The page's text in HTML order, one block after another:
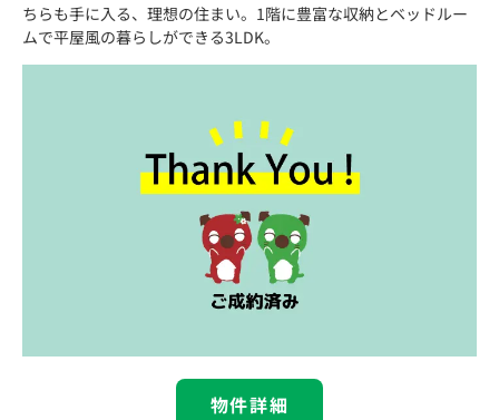
ちらも手に入る、理想の住まい。1階に豊富な収納とベッドルー
ムで平屋風の暮らしができる3LDK。
物件詳細